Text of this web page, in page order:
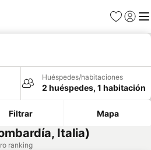
Favoritos
Iniciar
Huéspedes/habitaciones
2 huéspedes, 1 habitación
Filtrar Mapa
Italia)
ranking